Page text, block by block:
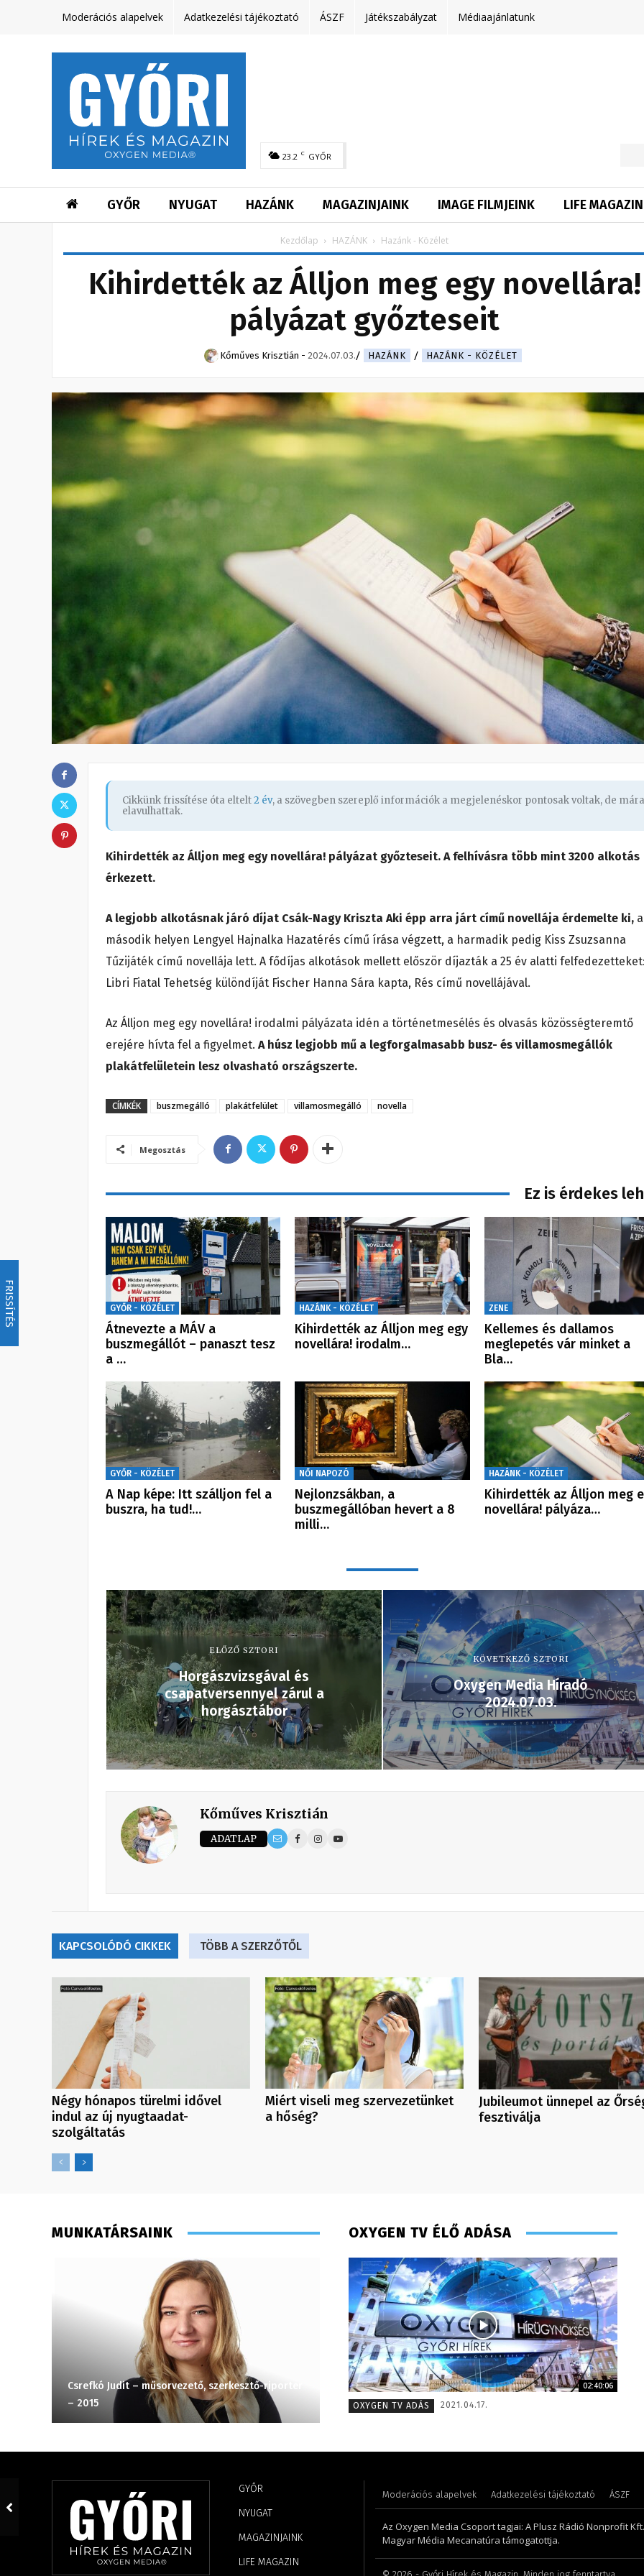
FRISSÍTÉS
Moderációs alapelvek Adatkezelési tájékoztató ÁSZF Játékszabályzat Médiaajánlatunk
23.2 C GYŐR
GYŐR NYUGAT HAZÁNK MAGAZINJAINK IMAGE FILMJEINK LIFE MAGAZIN
Kezdőlap HAZÁNK Hazánk - Közélet
Kihirdették az Álljon meg egy novellára!
pályázat győzteseit
Kőműves Krisztián - 2024.07.03. HAZÁNK HAZÁNK - KÖZÉLET
Cikkünk frissítése óta eltelt2 év, a szövegben szereplő információk a megjelenéskor pontosak voltak, de mára
elavulhattak.
Kihirdették az Álljon meg egy novellára! pályázat győzteseit. A felhívásra több mint 3200 alkotás
érkezett.
A legjobb alkotásnak járó díjat Csák-Nagy Kriszta Aki épp arra járt című novellája érdemelte ki, a
második helyen Lengyel Hajnalka Hazatérés című írása végzett, a harmadik pedig Kiss Zsuzsanna
Tűzijáték című novellája lett. A fődíjas alkotások mellett először díjazták a 25 év alatti
Libri Fiatal Tehetség különdíját Fischer Hanna Sára kapta, Rés című novellájával.
Az Álljon meg egy novellára! irodalmi pályázata idén a történetmesélés és olvasás közösségteremtő
erejére hívta fel a figyelmet. A húsz legjobb mű a legforgalmasabb busz- és villamosmegállók
plakátfelületein lesz olvasható országszerte.
CÍMKÉK buszmegálló plakátfelület villamosmegálló novella
Megosztás
Ez is érdekes
GYŐR - KÖZÉLET
Átnevezte a MÁV a
buszmegállót – panaszt tesz
a …
HAZÁNK - KÖZÉLET
Kihirdették az Álljon meg egy
novellára! irodalm…
ZENE
Kellemes és dallamos
meglepetés vár minket a
Bla…
GYŐR - KÖZÉLET
A Nap képe: Itt szálljon fel a
buszra, ha tud!…
NŐI NAPOZÓ
Nejlonzsákban, a
buszmegállóban hevert a 8
milli…
HAZÁNK - KÖZÉLET
Kihirdették az Álljon meg
novellára! pályáza…
ELŐZŐ SZTORI
Horgászvizsgával és
csapatversennyel zárul a
horgásztábor
KÖVETKEZŐ SZTORI
Oxygen Media Híradó
2024.07.03.
Kőműves Krisztián
ADATLAP
KAPCSOLÓDÓ CIKKEK TÖBB A SZERZŐTŐL
Négy hónapos türelmi idővel
indul az új nyugtaadat-
szolgáltatás
Miért viseli meg szervezetünket
a hőség?
Jubileumot ünnepel az
fesztiválja
MUNKATÁRSAINK
Csrefkó Judit – műsorvezető, szerkesztő-riporter
– 2015
Varga László – operatőr-vágó – 2020
OXYGEN TV ÉLŐ ADÁSA
02:40:06
OXYGEN TV ADÁS
2021.04.17.
GYŐR
NYUGAT
MAGAZINJAINK
LIFE MAGAZIN
Moderációs alapelvek Adatkezelési tájékoztató ÁSZF
Az Oxygen Media Csoport tagjai: A Plusz Rádió Nonprofit
Magyar Média Mecanatúra támogatottja.